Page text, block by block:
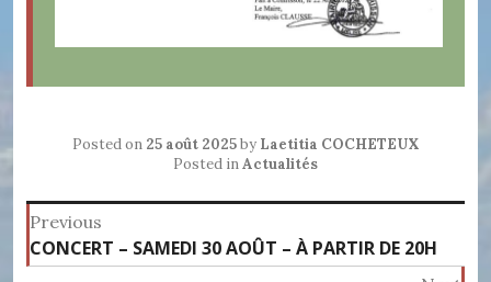
Posted on 25 août 2025by Laetitia COCHETEUX
Posted inActualités
Navigation
de
Previous
Previous
post:
CONCERT – SAMEDI 30 AOÛT – À PARTIR DE 20H